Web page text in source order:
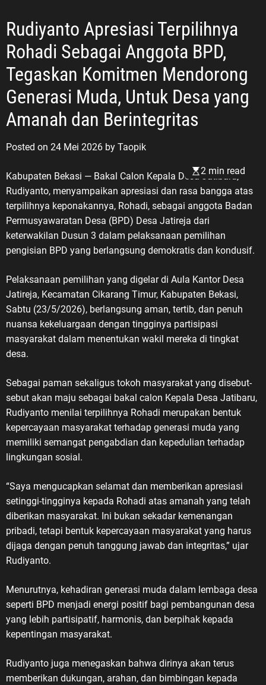
Rudiyanto Apresiasi Terpilihnya
Rohadi Sebagai Anggota BPD,
Tegaskan Komitmen Mendorong
Generasi Muda, Untuk Desa yang
Amanah dan Berintegritas
Posted on 24 Mei 2026 by Taopik
2 min read
Kabupaten Bekasi — Bakal Calon Kepala Desa Jatibaru,
Rudiyanto, menyampaikan apresiasi dan rasa bangga atas
terpilihnya keponakannya, Rohadi, sebagai anggota Badan
Permusyawaratan Desa (BPD) Desa Jatireja dari
keterwakilan Dusun 3 dalam pelaksanaan pemilihan
pengisian BPD yang berlangsung demokratis dan kondusif.
Pelaksanaan pemilihan yang digelar di Aula Kantor Desa
Jatireja, Kecamatan Cikarang Timur, Kabupaten Bekasi,
Sabtu (23/5/2026), berlangsung aman, tertib, dan penuh
nuansa kekeluargaan dengan tingginya partisipasi
masyarakat dalam menentukan wakil mereka di tingkat
desa.
Sebagai paman sekaligus tokoh masyarakat yang disebut-
sebut akan maju sebagai bakal calon Kepala Desa Jatibaru,
Rudiyanto menilai terpilihnya Rohadi merupakan bentuk
kepercayaan masyarakat terhadap generasi muda yang
memiliki semangat pengabdian dan kepedulian terhadap
lingkungan sosial.
“Saya mengucapkan selamat dan memberikan apresiasi
setinggi-tingginya kepada Rohadi atas amanah yang telah
diberikan masyarakat. Ini bukan sekadar kemenangan
pribadi, tetapi bentuk kepercayaan masyarakat yang harus
dijaga dengan penuh tanggung jawab dan integritas,” ujar
Rudiyanto.
Menurutnya, kehadiran generasi muda dalam lembaga desa
seperti BPD menjadi energi positif bagi pembangunan desa
yang lebih partisipatif, harmonis, dan berpihak kepada
kepentingan masyarakat.
Rudiyanto juga menegaskan bahwa dirinya akan terus
memberikan dukungan, arahan, dan bimbingan kepada